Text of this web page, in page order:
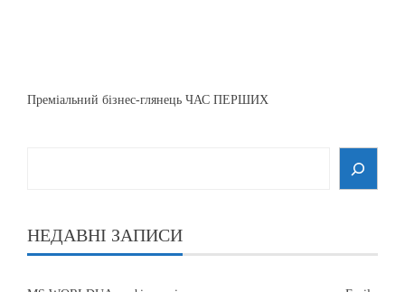
Преміальний бізнес-глянець ЧАС ПЕРШИХ
НЕДАВНІ ЗАПИСИ